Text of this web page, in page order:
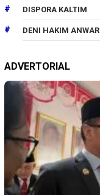
DISPORA KALTIM
DENI HAKIM ANWAR
ADVERTORIAL